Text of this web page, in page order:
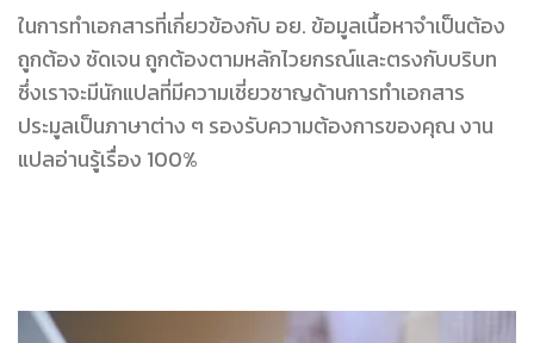
ในการทำเอกสารที่เกี่ยวข้องกับ อย. ข้อมูลเนื้อหาจำเป็นต้อง
ถูกต้อง ชัดเจน ถูกต้องตามหลักไวยกรณ์และตรงกับบริบท
ซึ่งเราจะมีนักแปลที่มีความเชี่ยวชาญด้านการทำเอกสาร
ประมูลเป็นภาษาต่าง ๆ รองรับความต้องการของคุณ งาน
แปลอ่านรู้เรื่อง 100%